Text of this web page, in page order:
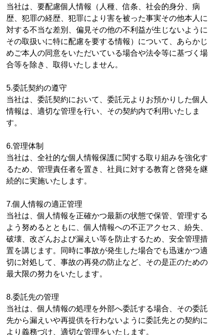
当社は、要配慮個人情報（人種、信条、社会的身分、病
歴、犯罪の経歴、犯罪により害を被った事実その他本人に
対する不当な差別、偏見その他の不利益が生じないように
その取扱いに特に配慮を要する情報）について、あらかじ
めご本人の同意をいただいている場合や法令等に基づく場
合等を除き、取得いたしません。
5.委託契約の遵守
当社は、委託契約において、委託元よりお預かりした個人
情報は、適切な管理を行い、その契約内で利用いたしま
す。
6.管理体制
当社は、全社的な個人情報保護に関する取り組みを強化す
るため、管理責任者を置き、社員に対する教育と啓発を継
続的に実施いたします。
7.個人情報の適正管理
当社は、個人情報を正確かつ最新の状態で保管、管理する
よう努めるとともに、個人情報への不正アクセス、紛失、
破壊、改ざんおよび漏えい等を防止するため、安全管理措
置を講じます。同時に事故が発生した場合でも迅速かつ適
切に対処して、事故の再発の防止など、その是正のための
最大限の努力をいたします。
8.委託先の管理
当社は、個人情報の処理を外部へ委託する場合、その委託
先から漏えいや再提供を行わないように委託先との契約に
より義務づけ、適切な管理をいたします。